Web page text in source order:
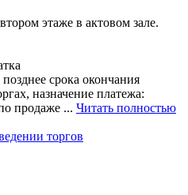
этаже в актовом зале.
срока окончания
назначение платежа:
продаже ... Читать полностью
торгов